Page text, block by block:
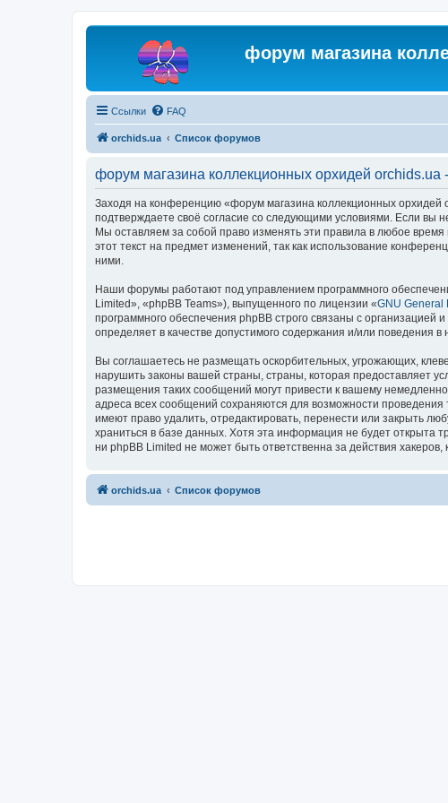
форум магазина
Ссылки FAQ
orchids.ua Список форумов
форум магазина коллекционных орхидей
Заходя на конференцию «форум магазина коллекционных
подтверждаете своё согласие со следующими условиями. Если вы
Мы оставляем за собой право изменять эти правила в любое
этот текст на предмет изменений, так как использование
ними.
Наши форумы работают под управлением программного
Limited», «phpBB Teams»), выпущенного по лицензии «GNU General
программного обеспечения phpBB строго связаны с
определяет в качестве допустимого содержания и/или
Вы соглашаетесь не размещать оскорбительных, угрожающих,
нарушить законы вашей страны, страны, которая предоставляет
размещения таких сообщений могут привести к вашему
адреса всех сообщений сохраняются для возможности
имеют право удалить, отредактировать, перенести или закрыть
храниться в базе данных. Хотя эта информация не будет
ни phpBB Limited не может быть ответственна за действия
orchids.ua Список форумов